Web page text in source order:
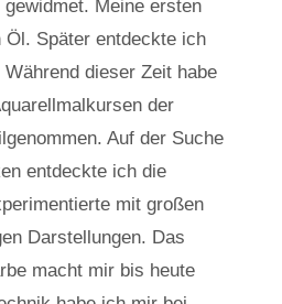
Meine ersten
Öl. Später entdeckte ich
dieser Zeit habe
der
Auf der Suche
entdeckte ich die
mit großen
Darstellungen. Das
macht mir bis heute